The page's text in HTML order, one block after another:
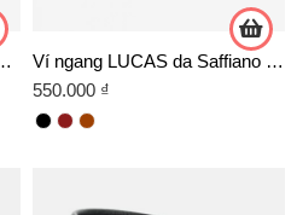
Saffiano cao cấp Ví ngang LUCAS da Saffiano cao cấp
550.000 ₫